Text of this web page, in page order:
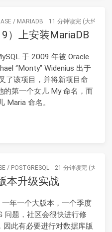
/ MARIADB 11 分钟读完 (大约1636
）上安装MariaDB
于 2009 年被 Oracle
“Monty” Widenius 出于
了该项目，并将新项目命
的第一个女儿 My 命名，而
Maria 命名。
/ POSTGRESQL 21 分钟读完 (大约
本升级实战
年一个大版本，一个季度
问题，社区会很快进行修
此有必要进行对数据库版